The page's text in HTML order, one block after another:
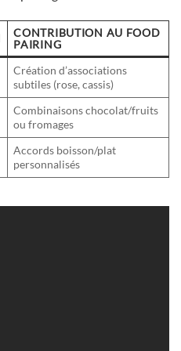
CONTRIBUTION AU FOOD
PAIRING
Création d’associations
subtiles (rose, cassis)
Combinaisons chocolat/fruits
ou fromages
Accords boisson/plat
personnalisés